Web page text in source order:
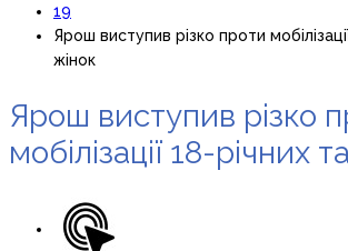
19
Ярош виступив різко проти
жінок
Ярош виступив різко
мобілізації 18-річних